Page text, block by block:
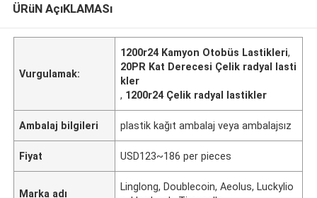
ÜRüN AçıKLAMASı
Vurgulamak:
1200r24 Kamyon Otobüs Lastikleri,
20PR Kat Derecesi Çelik radyal lasti
kler
, 1200r24 Çelik radyal lastikler
Ambalaj bilgileri plastik kağıt ambalaj veya ambalajsız
Fiyat USD123~186 per pieces
Marka adı
Linglong, Doublecoin, Aeolus, Luckylio